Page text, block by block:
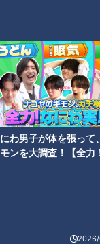
わ男子が体を張って
ンを大調査！【全力
2026/
わいいグッズで彼
ストレスを解消！
っきり伝えるコツ